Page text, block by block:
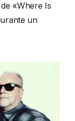
«Where Is
un